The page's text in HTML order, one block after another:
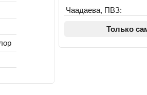
Чаадаева, ПВЗ:
Только